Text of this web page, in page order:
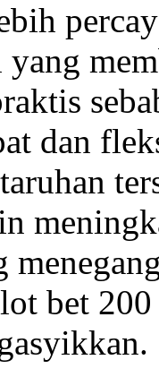
dan
bet